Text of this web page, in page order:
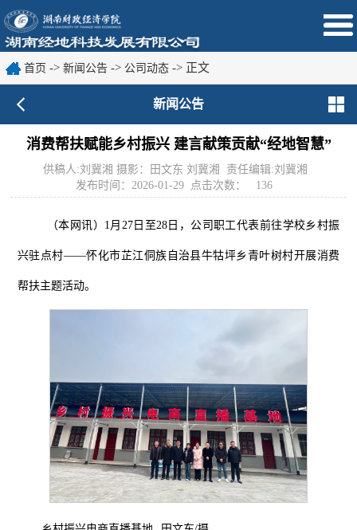
首页 -> 新闻公告 -> 公司动态 -> 正文
新闻公告
消费帮扶赋能乡村振兴 建言献策贡献“经地智慧”
供稿人:刘冀湘 摄影：田文东 刘冀湘 责任编辑:刘冀湘
发布时间：2026-01-29 点击次数：
136
（本网讯） 1月 27日至28日， 公司职工代表前往学校乡村振
兴驻点村——怀化市芷江侗族自治县牛牯坪乡青叶树村开展消费
帮扶主题活动。